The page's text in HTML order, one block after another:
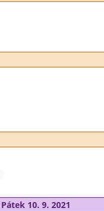
Pátek 10. 9. 2021